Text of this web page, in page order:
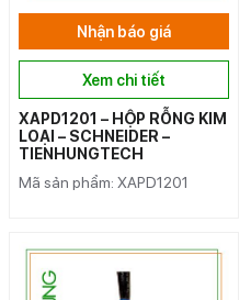
Nhận báo giá
Xem chi tiết
XAPD1201 – HỘP RỖNG KIM
LOẠI – SCHNEIDER –
TIENHUNGTECH
Mã sản phẩm: XAPD1201